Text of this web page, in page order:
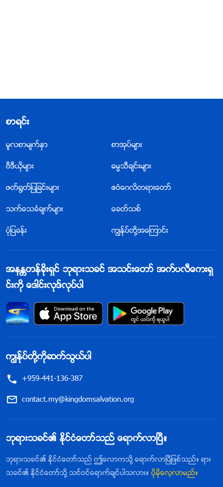
စာရင္း
မူလစာမ်က္ႏွာ စာအုပ္မ်ား
ဗီဒီယိုမ်ား ဓမၼသီခ်င္းမ်ား
ဖတ္႐ြတ္ျပျခင္းမ်ား ဧဝံေဂလိတရားေတာ္
သက္ေသခံခ်က္မ်ား ေခတ္သစ္
ပုံျပခန္း ကြၽန္ုပ္တို႔အေၾကာင္း
အနႏၲတန္ခိုးရွင္ ဘုရားသခင္ အသင္းေတာ္ အက္ပလီေကးရွ
င္းကို ေဒါင္းလုဒ္လုပ္ပါ
ကြၽန္ုပ္တို႔ကိုဆက္သြယ္ပါ
+959-441-136-387
contact.my@kingdomsalvation.org
ဘုရားသခင္၏ ႏိုင္ငံေတာ္သည္ ေရာက္လာၿပီ။
ဘုရားသခင္၏ ႏိုင္ငံေတာ္သည္ ဤေလာကသို႔ ေရာက္လာၿပီျဖစ္သည္။ ရား
သခင္၏ ႏိုင္ငံေတာ္သို႔ သင္ဝင္ေရာက္ခ်င္ပါသလား။ ပိုမိုေလ့လာမည္။